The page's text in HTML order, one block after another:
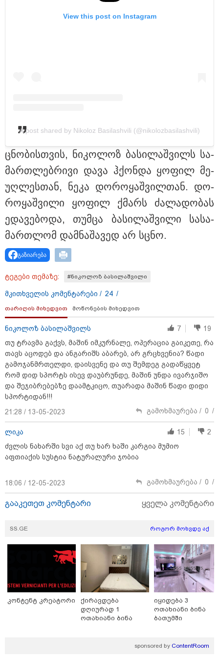
შეიძინე ალდაგის სამოგზაურო დაზღვევა და მიიღე
"დააკავეს არასრულწლოვანი, რომელმაც
სოცქსელებიდან ჩამოტვირთულ არასრულწლოვანთა
ფოტოები დაამონტაჟა, მიანიჭა პორნოგრაფიული
"მიტროპოლიტი გერასიმე სამღვდელოებასთან
ერთად იმყოფებოდა ლანა ლატარიას სახლში და
გარდაცვლილის სულის საოხად პანაშვიდი
აღავლინა" - საპატრიარქო
13:52 / 06-08-2026
4 წლით პატიმრობა მიესაჯა
სანიტარს, რომელმაც შვილი
ბათუმში, კლინიკის
საპირფარეშოში გააჩინა,
შემდეგ კი დაზიანებები მიაყენა
11:16 / 06-08-2026
მომხდარ აფეთქებას რუსი
გენერალი ემსხვერპლა -
View this post on Instagram
A post shared by Nikoloz Basilashvili (@nikolozbasilashvili)
ცნო­ბის­თვის, ნი­კო­ლოზ ბა­სი­ლაშ­ვილს სა­
მარ­თლებ­რი­ვი დავა ჰქონ­და ყო­ფილ მე­
უღ­ლეს­თან, ნეკა დო­რო­ყაშ­ვილ­თან. დო­
რო­ყაშ­ვი­ლი ყო­ფილ ქმარს ძა­ლა­დო­ბას
ედა­ვე­ბო­და, თუმ­ცა ბა­სი­ლაშ­ვი­ლი სა­სა­
მარ­თლომ დამ­ნა­შა­ვედ არ სცნო.
გაზიარება
ტეგები თემაზე: #ნიკოლოზ ბასილაშვილი
მკითხველის კომენტარები / 24 /
თარიღის მიხედვით მოწონების მიხედვით
ნიკოლოზ ბასილაშვილს 7
19
თუ ტრავმა გაქვს, მაშინ იმკურნალე, ოპერაცია გაიკეთე, რა
თავს აცოდებ და ანგარიშს აბარებ, არ გრცხვენია? წადი
გამოჯანმრთელდი, დაისვენე და თუ შემდეგ გადაწყვეტ
რომ დიდ სპორტს ისევ დაუბრუნდე, მაშინ უნდა ივარჯიშო
და შეჯიბრებებზე დაამტკიცო, თუარადა მაშინ წადი დიდი
სპორტიდან!!!
21:28 / 13-05-2023
გამოხმაურება / 0 /
ლიკა 15
2
ძვლის ნახარში სვი აქ თუ ხარ ხაში კარგია მუმიო
აფთიაქის სუსტია ნატურალური ჯობია
18:06 / 12-05-2023 გამოხმაურება / 0 /
გააკეთეთ კომენტარი ყველა კომენტარი
SS.GE როგორ მოხვდე აქ
კონტენტ კრეატორი
ქირავდება
დღიურად 1
ოთახიანი ბინა
იყიდება 3
ოთახიანი ბინა
ბათუმში
sponsored by ContentRoom